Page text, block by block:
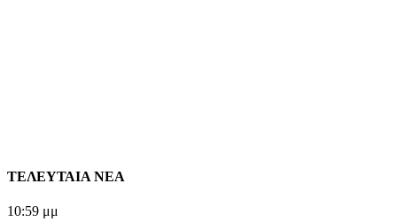
ΤΕΛΕΥΤΑΙΑ ΝΕΑ
10:59 μμ